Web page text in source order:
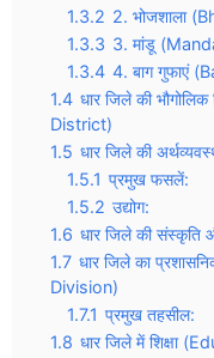
1.3.2 2. भोजशाला
1.3.3 3. मांडू
1.3.4 4. बाग गुफाएं
1.4 धार जिले की
District)
1.5 धार जिले की
1.5.1 प्रमुख फसलें:
1.5.2 उद्योग:
1.6 धार जिले की
1.7 धार जिले का
Division)
1.7.1 प्रमुख तहसील:
1.8 धार जिले में शिक्षा